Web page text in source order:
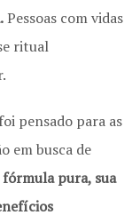
Pessoas com vidas
ritual
foi pensado para as
em busca de
fórmula pura, sua